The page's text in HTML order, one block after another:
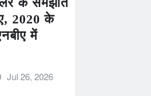
2020 के
में
Jul 26, 2026